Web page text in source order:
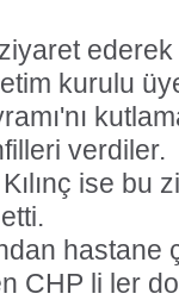
kurulu
verdiler.
ise bu
hastane
CHP li ler